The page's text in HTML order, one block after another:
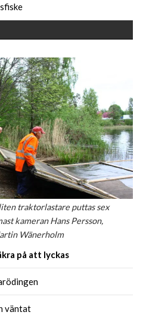
traktorlastare puttas sex
kameran Hans Persson,
Wänerholm
på att lyckas
väntat